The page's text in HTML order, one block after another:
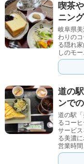
喫茶
ニング
岐阜県
わりの
る隠れ
しのモ
道の
ンで
道の駅
るコー
サービ
る美濃
営業時